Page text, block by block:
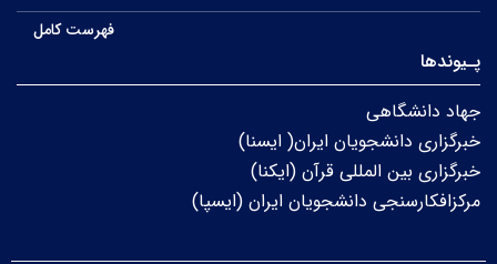
فهرست کامل
پـیوندها
جهاد دانشگاهی
خبرگزاری دانشجویان ایران( ایسنا)
خبرگزاری بین المللی قرآن (ایکنا)
مرکزافکارسنجی دانشجویان ایران (ایسپا)